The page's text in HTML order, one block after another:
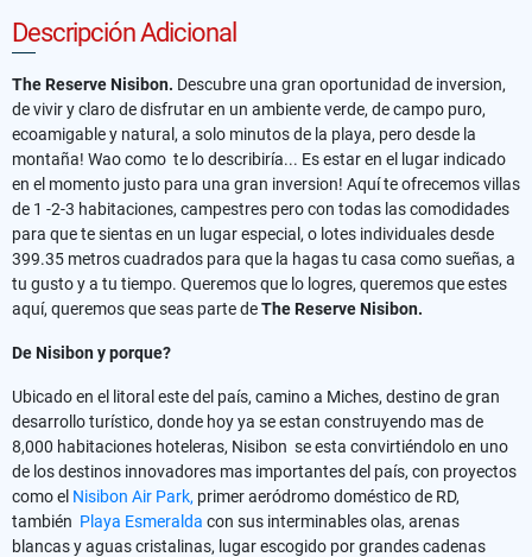
Descripción Adicional
The Reserve Nisibon. Descubre una gran oportunidad de inversion,
de vivir y claro de disfrutar en un ambiente verde, de campo puro,
ecoamigable y natural, a solo minutos de la playa, pero desde la
montaña! Wao como te lo describiría... Es estar en el lugar indicado
en el momento justo para una gran inversion! Aquí te ofrecemos villas
de 1 -2-3 habitaciones, campestres pero con todas las comodidades
para que te sientas en un lugar especial, o lotes individuales desde
399.35 metros cuadrados para que la hagas tu casa como sueñas, a
tu gusto y a tu tiempo. Queremos que lo logres, queremos que estes
aquí, queremos que seas parte deThe Reserve Nisibon.
De Nisibon y porque?
Ubicado en el litoral este del país, camino a Miches, destino de gran
desarrollo turístico, donde hoy ya se estan construyendo mas de
8,000 habitaciones hoteleras, Nisibon se esta convirtiéndolo en uno
de los destinos innovadores mas importantes del país, con proyectos
como el Nisibon Air Park, primer aeródromo doméstico de RD,
también Playa Esmeralda con sus interminables olas, arenas
blancas y aguas cristalinas, lugar escogido por grandes cadenas